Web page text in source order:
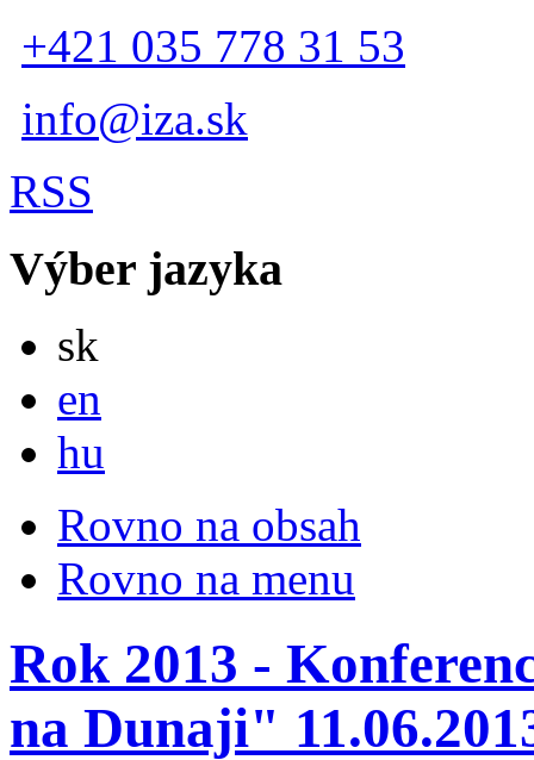
+421 035 778 31 53
info@iza.sk
RSS
Výber jazyka
sk
en
hu
Rovno na obsah
Rovno na menu
Rok 2013 -
na Dunaji"